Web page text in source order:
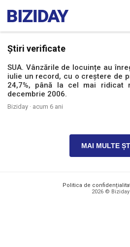
Știri verificate
SUA. Vânzările de locuințe au
iulie un record, cu o creștere de
24,7%, până la cel mai ridicat
decembrie 2006.
Biziday · acum 6 ani
MAI MULTE
Politica de
2026 © Biziday